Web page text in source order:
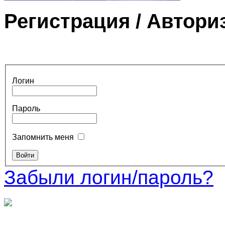
Регистрация /
Логин
Пароль
Запомнить меня
Забыли логин/пароль?